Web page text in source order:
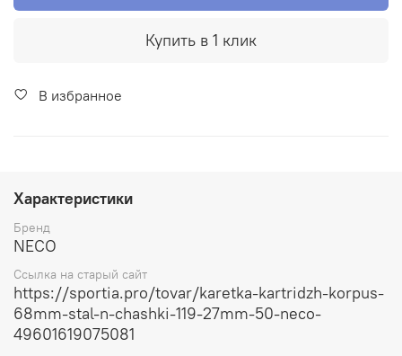
Купить в 1 клик
В избранное
Характеристики
Бренд
NECO
Ссылка на старый сайт
https://sportia.pro/tovar/karetka-kartridzh-korpus-
68mm-stal-n-chashki-119-27mm-50-neco-
49601619075081